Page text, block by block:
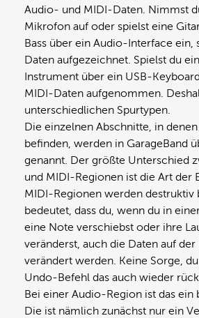
Audio- und MIDI-Daten. Nimmst
Mikrofon auf oder spielst eine
Bass über ein Audio-Interface
Daten aufgezeichnet. Spielst du
Instrument über ein USB-
MIDI-Daten aufgenommen.
unterschiedlichen Spurtypen.
Die einzelnen Abschnitte, in
befinden, werden in GarageBand
genannt. Der größte Unterschied
und MIDI-Regionen ist die Art der
MIDI-Regionen werden destruktiv
bedeutet, dass du, wenn du in
eine Note verschiebst oder ihre
veränderst, auch die Daten auf der
verändert werden. Keine Sorge,
Undo-Befehl das auch wieder
Bei einer Audio-Region ist das ein
Die ist nämlich zunächst nur ein